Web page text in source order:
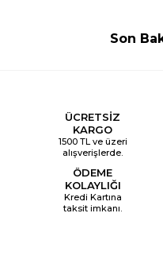
Son
ÜCRETSİZ
KARGO
1500 TL ve üzeri
alışverişlerde.
ÖDEME
KOLAYLIĞI
Kredi Kartına
taksit imkanı.